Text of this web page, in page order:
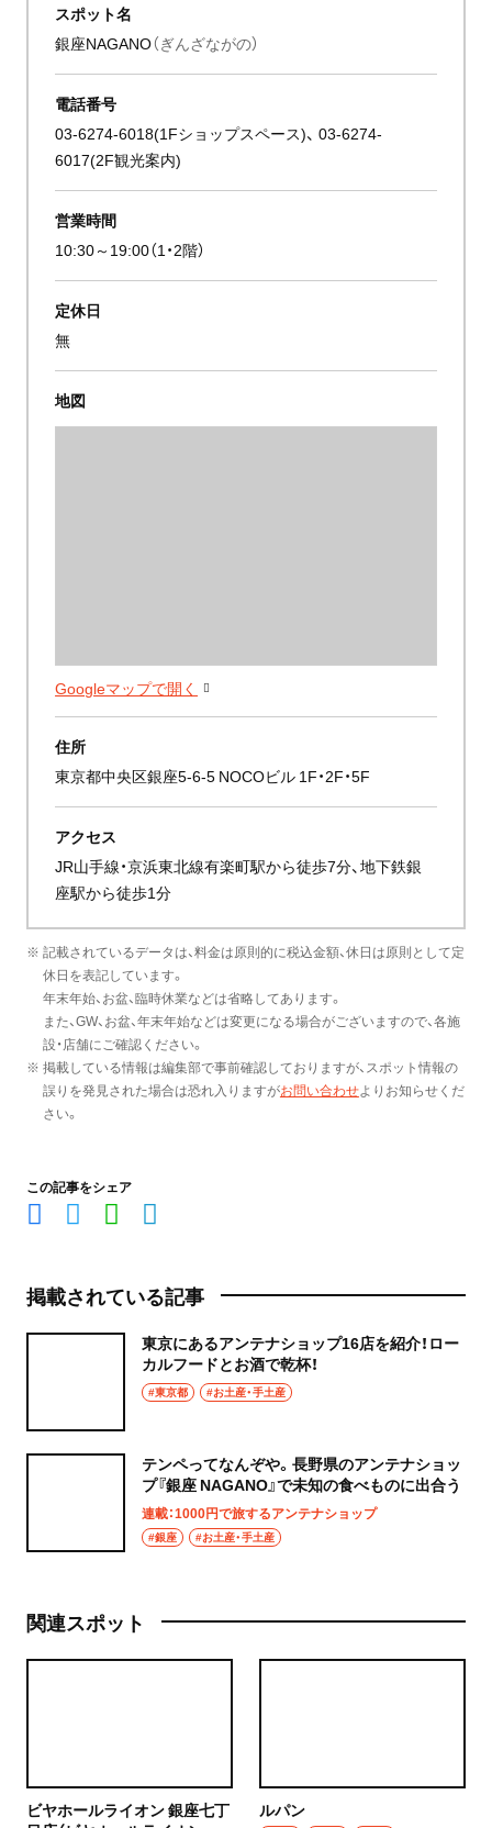
スポット名
銀座NAGANO（ぎんざながの）
電話番号
03-6274-6018(1Fショップスペース)、 03-6274-
6017(2F観光案内)
営業時間
10:30～19:00（1・2階）
定休日
無
地図
Googleマップで開く
住所
東京都中央区銀座5-6-5 NOCOビル 1F・2F・5F
アクセス
JR山手線・京浜東北線有楽町駅から徒歩7分、地下鉄銀
座駅から徒歩1分
※ 記載されているデータは、料金は原則的に税込金額、休日は原則として定
休日を表記しています。
年末年始、お盆、臨時休業などは省略してあります。
また、GW、お盆、年末年始などは変更になる場合がございますので、各施
設・店舗にご確認ください。
※ 掲載している情報は編集部で事前確認しておりますが、スポット情報の
誤りを発見された場合は恐れ入りますがお問い合わせよりお知らせくだ
さい。
この記事をシェア
掲載されている記事
東京にあるアンテナショップ16店を紹介！ロー
カルフードとお酒で乾杯！
#東京都 #お土産・手土産
テンペってなんぞや。長野県のアンテナショッ
プ『銀座 NAGANO』で未知の食べものに出合う
連載：1000円で旅するアンテナショップ
#銀座 #お土産・手土産
関連スポット
ビヤホールライオン 銀座七丁
ルパン